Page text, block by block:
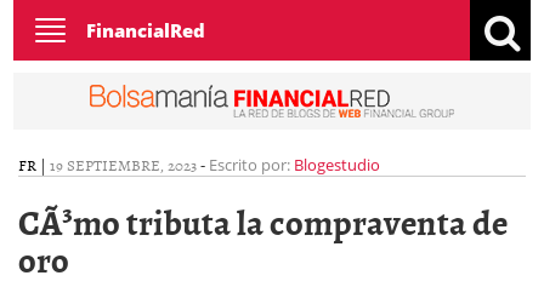
Toggle
navigation
FinancialRed
FR | 19 SEPTIEMBRE, 2023- Escrito por: Blogestudio
CÃ³mo tributa la compraventa de
oro